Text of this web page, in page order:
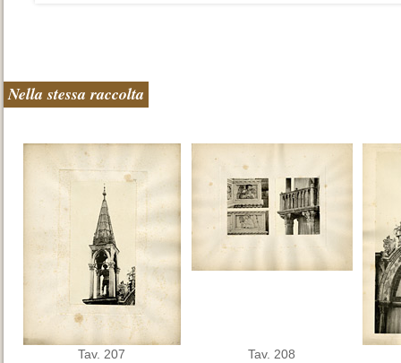
Nella stessa raccolta
Tav. 207 Tav. 208